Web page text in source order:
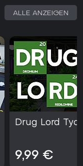
ALLE ANZEIGEN
Drug Lord
9,99 €